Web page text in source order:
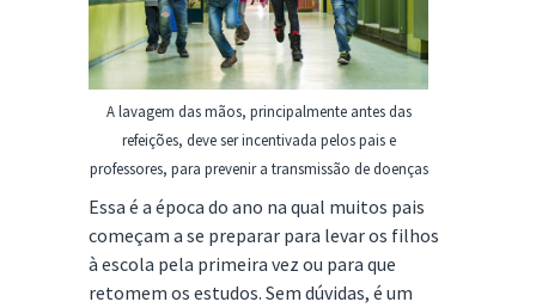
A lavagem das mãos, principalmente antes das
refeições, deve ser incentivada pelos pais e
professores, para prevenir a transmissão de doenças
Essa é a época do ano na qual muitos pais
começam a se preparar para levar os filhos
à escola pela primeira vez ou para que
retomem os estudos. Sem dúvidas, é um